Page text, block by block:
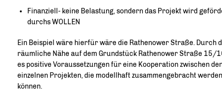
Finanziell- keine Belastung, sondern das Projekt wird
durchs WOLLEN
Ein Beispiel wäre hierfür wäre die Rathenower Straße. Durch
räumliche Nähe auf dem Grundstück Rathenower Straße 15/
es positive Voraussetzungen für eine Kooperation zwischen
einzelnen Projekten, die modellhaft zusammengebracht werden
können.